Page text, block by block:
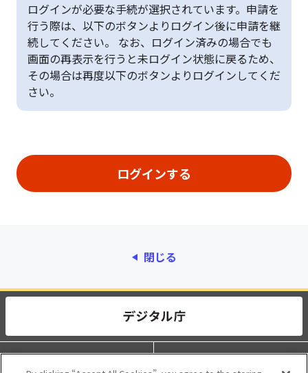
ログインが必要な手続が選択されています。申請を
行う際は、以下のボタンよりログイン後に申請を継
続してください。 なお、ログイン済みの場合でも
画面の再表示を行うと未ログイン状態に戻るため、
その場合は再度以下のボタンよりログインしてくだ
さい。
閉じる
動作環境 個人情報保護